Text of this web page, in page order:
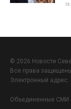
© 2026 Новости
Все права
Электронный адрес:
Объединенные СМИ